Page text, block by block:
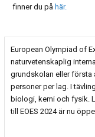
finner du på här.
European Olympiad of
naturvetenskaplig
grundskolan eller första
personer per lag. I
biologi, kemi och fysik.
till EOES 2024 är nu